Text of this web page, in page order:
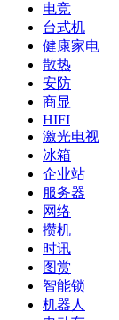
电竞
台式机
健康家电
散热
安防
商显
HIFI
激光电视
冰箱
企业站
服务器
网络
攒机
时讯
图赏
智能锁
机器人